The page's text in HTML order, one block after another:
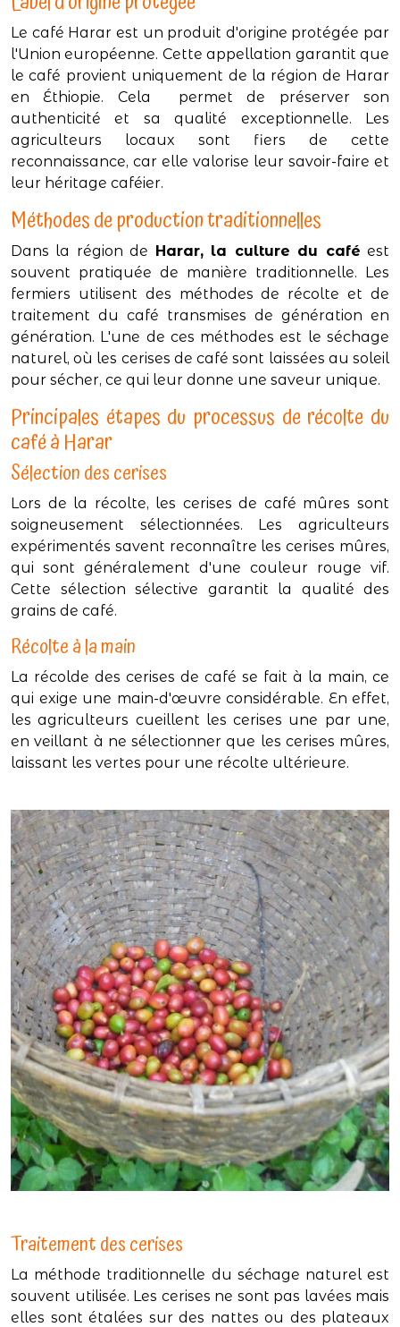
Le café Harar est un produit d'origine protégée par
l'Union européenne. Cette appellation garantit que
le café provient uniquement de la région de Harar
en Éthiopie. Cela permet de préserver son
authenticité et sa qualité exceptionnelle. Les
agriculteurs locaux sont fiers de cette
reconnaissance, car elle valorise leur savoir-faire et
leur héritage caféier.
Méthodes de production traditionnelles
Dans la région de Harar, la culture du café est
souvent pratiquée de manière traditionnelle. Les
fermiers utilisent des méthodes de récolte et de
traitement du café transmises de génération en
génération. L'une de ces méthodes est le séchage
naturel, où les cerises de café sont laissées au soleil
pour sécher, ce qui leur donne une saveur unique.
Principales étapes du processus de récolte du
café à Harar
Sélection des cerises
Lors de la récolte, les cerises de café mûres sont
soigneusement sélectionnées. Les agriculteurs
expérimentés savent reconnaître les cerises mûres,
qui sont généralement d'une couleur rouge vif.
Cette sélection sélective garantit la qualité des
grains de café.
Récolte à la main
La récolde des cerises de café se fait à la main, ce
qui exige une main-d'œuvre considérable. En effet,
les agriculteurs cueillent les cerises une par une,
en veillant à ne sélectionner que les cerises mûres,
laissant les vertes pour une récolte ultérieure.
Traitement des cerises
La méthode traditionnelle du séchage naturel est
souvent utilisée. Les cerises ne sont pas lavées mais
elles sont étalées sur des nattes ou des plateaux